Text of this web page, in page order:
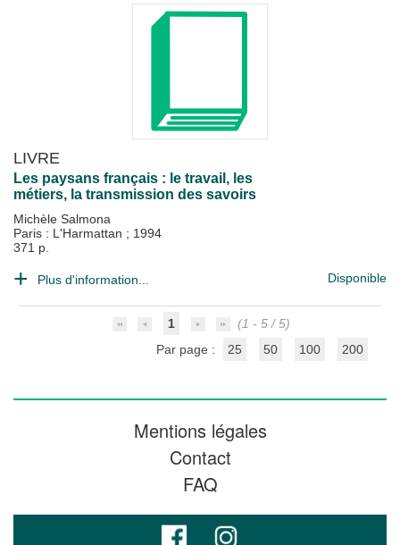
LIVRE
Les paysans français : le travail, les
métiers, la transmission des savoirs
Michèle Salmona
Paris : L'Harmattan ; 1994
371 p.
Plus d'information... Disponible
1
(1 - 5 / 5)
Par page :
25 50 100 200
Mentions légales
Contact
FAQ